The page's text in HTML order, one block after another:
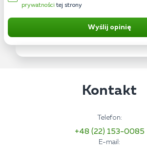
prywatności tej strony
Wyślij opinię
Kontakt
Telefon:
+48 (22) 153-0085
E-mail: